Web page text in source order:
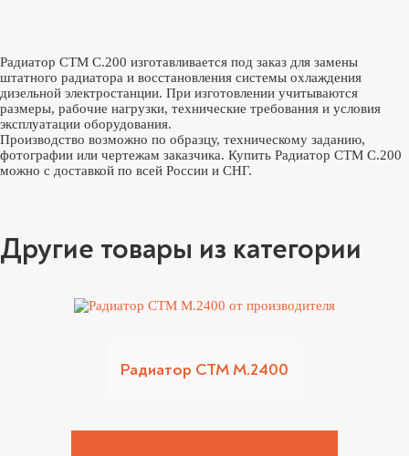
Радиатор CTM C.200 изготавливается под заказ для замены
штатного радиатора и восстановления системы охлаждения
дизельной электростанции. При изготовлении учитываются
размеры, рабочие нагрузки, технические требования и условия
эксплуатации оборудования.
Производство возможно по образцу, техническому заданию,
фотографии или чертежам заказчика. Купить Радиатор CTM C.200
можно с доставкой по всей России и СНГ.
Другие товары из категории
Радиатор CTM M.2400